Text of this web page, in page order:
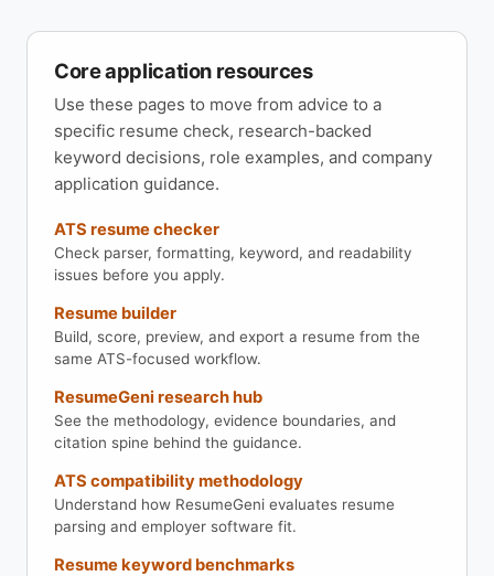
Core application resources
Use these pages to move from advice to a
specific resume check, research-backed
keyword decisions, role examples, and company
application guidance.
ATS resume checker
Check parser, formatting, keyword, and readability
issues before you apply.
Resume builder
Build, score, preview, and export a resume from the
same ATS-focused workflow.
ResumeGeni research hub
See the methodology, evidence boundaries, and
citation spine behind the guidance.
ATS compatibility methodology
Understand how ResumeGeni evaluates resume
parsing and employer software fit.
Resume keyword benchmarks